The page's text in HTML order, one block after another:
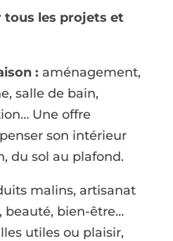
tous les projets et
: aménagement,
salle de bain,
Une offre
son intérieur
du sol au plafond.
malins, artisanat
beauté, bien-être…
utiles ou plaisir,